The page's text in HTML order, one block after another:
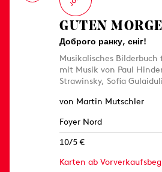
GUTEN
Доброго ранку, сніг!
Musikalisches
mit Musik von Paul
Strawinsky, Sofia
von Martin Mutschler
Foyer Nord
10/5 €
Karten ab